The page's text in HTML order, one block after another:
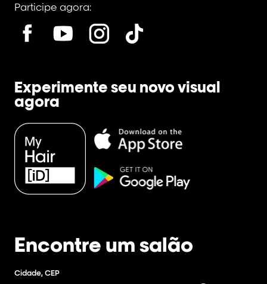
Participe agora:
Experimente seu novo visual
agora
Encontre um salão
Cidade, CEP